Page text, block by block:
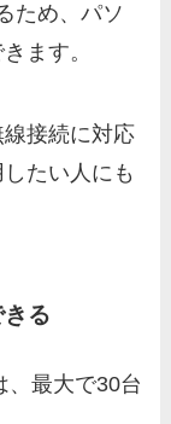
ため、パソ
ます。
接続に対応
たい人にも
る
、最大で30台